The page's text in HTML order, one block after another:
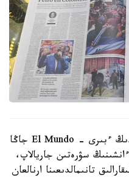
ەلدەگى ەڭ ءىرى ۇلتتىق گازەتتەردىڭ ءبىرى - El Mundo جاڭا
سۋرەتىن جاريالاپ،
تانىمالدىعىنا ارنالعان